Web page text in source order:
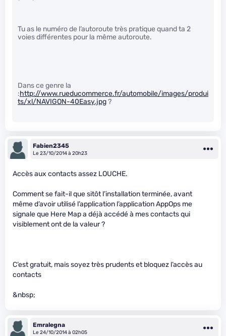
Tu as le numéro de l’autoroute très pratique quand ta 2
voies différentes pour la même autoroute.
Dans ce genre la
:http://www.rueducommerce.fr/automobile/images/produi
ts/xl/NAVIGON-40Easy.jpg?
Fabien2345
Le 23/10/2014 à 20h23
Accès aux contacts assez LOUCHE.
Comment se fait-il que sitôt l’installation terminée, avant
même d’avoir utilisé l’application l’application AppOps me
signale que Here Map a déjà accédé à mes contacts qui
visiblement ont de la valeur ?
C’est gratuit, mais soyez très prudents et bloquez l’accès au
contacts
&nbsp;
Emralegna
Le 24/10/2014 à 02h05